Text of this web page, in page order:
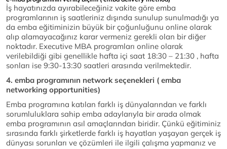
İş hayatınızda ayırabileceğiniz vakite göre emba
programlarının iş saatleriniz dışında sunulup sunulmadığı ya
da emba eğitiminizin büyük bir çoğunluğunu online olarak
alıp alamayacağınız karar vermeniz gerekli olan bir diğer
noktadır. Executive MBA programları online olarak
verilebildiği gibi genellikle hafta içi saat 18:30 – 21:30 , hafta
sonları ise 9:30-13:30 saatleri arasında verilmektedir.
4. emba programının network seçenekleri ( emba
networking opportunities)
Emba programına katılan farklı iş dünyalarından ve farklı
sorumluluklara sahip emba adaylarıyla bir arada olmak
emba programının asıl amaçlarından biridir. Çünkü eğitiminiz
sırasında farklı şirketlerde farklı iş hayatları yaşayan gerçek iş
dünyası sorunları ve çözümleri ile ilgili çalışma yapmanız ve